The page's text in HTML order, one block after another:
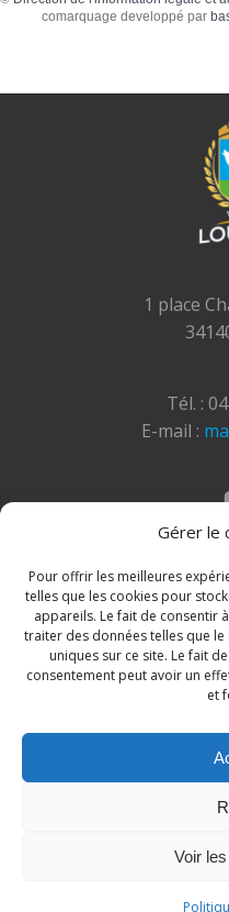
Gérer le
Pour offrir les meilleures
telles que les cookies pour
appareils. Le fait de consentir
traiter des données telles que
uniques sur ce site. Le fait
consentement peut avoir un
et
Voir
comarquage developpé par
1 place
Tél. :
E-mail :
© 2026 Site de la
proposé